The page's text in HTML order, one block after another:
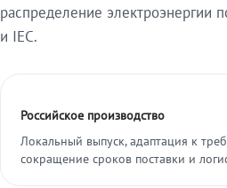
распределение электроэнергии
и IEC.
Российское производство
Локальный выпуск, адаптация к
сокращение сроков поставки и